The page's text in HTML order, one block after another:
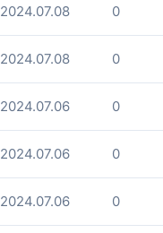
2024.07.08 0
2024.07.08 0
2024.07.06 0
2024.07.06 0
2024.07.06 0